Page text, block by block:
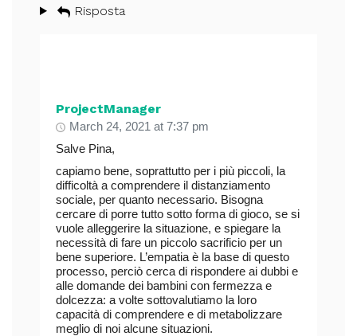
Risposta
ProjectManager
March 24, 2021 at 7:37 pm
Salve Pina,
capiamo bene, soprattutto per i più piccoli, la
difficoltà a comprendere il distanziamento
sociale, per quanto necessario. Bisogna
cercare di porre tutto sotto forma di gioco, se si
vuole alleggerire la situazione, e spiegare la
necessità di fare un piccolo sacrificio per un
bene superiore. L’empatia è la base di questo
processo, perciò cerca di rispondere ai dubbi e
alle domande dei bambini con fermezza e
dolcezza: a volte sottovalutiamo la loro
capacità di comprendere e di metabolizzare
meglio di noi alcune situazioni.